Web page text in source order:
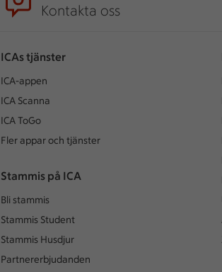
Kontakta oss
ICAs tjänster
ICA-appen
ICA Scanna
ICA ToGo
Fler appar och tjänster
Stammis på ICA
Bli stammis
Stammis Student
Stammis Husdjur
Partnererbjudanden